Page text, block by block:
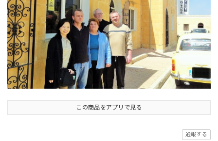
この商品をアプリで見る
通報する